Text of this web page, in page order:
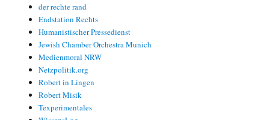
der rechte rand
Endstation Rechts
Humanistischer Pressedienst
Jewish Chamber Orchestra Munich
Medienmoral NRW
Netzpolitik.org
Robert in Lingen
Robert Misik
Texperimentales